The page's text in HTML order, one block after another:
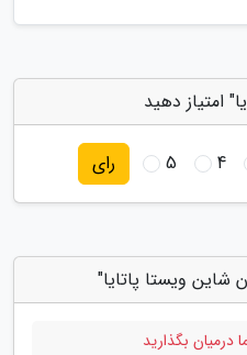
امتیاز دهید
4
5 رای
ویستا پاتایا"
درمیان بگذارید